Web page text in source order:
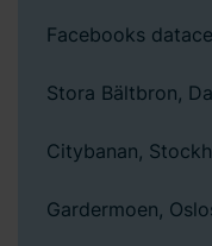
Facebooks
Stora Bältbron,
Citybanan,
Gardermoen,